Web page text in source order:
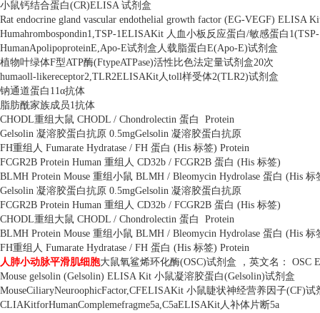
小鼠钙结合蛋白(CR)ELISA 试剂盒
Rat endocrine gland vascular endothelial growth factor (EG-VEGF) ELISA
Humahrombospondin1,TSP-1ELISAKit 人血小板反应蛋白/敏感蛋白
HumanApolipoproteinE,Apo-E试剂盒人载脂蛋白E(Apo-E)试剂盒
植物叶绿体F型ATP酶(FtypeATPase)活性比色法定量试剂盒20次
humaoll-likereceptor2,TLR2ELISAKit人toll样受体2(TLR2)试剂盒
钠通道蛋白 11α抗体
脂肪酰家族成员1抗体
CHODL重组大鼠 CHODL / Chondrolectin 蛋白
Protein
Gelsolin 凝溶胶蛋白抗原 0.5mgGelsolin 凝溶胶蛋白抗原
FH重组人 Fumarate Hydratase / FH 蛋白 (His 标签) Protein
FCGR2B Protein Human 重组人 CD32b / FCGR2B 蛋白 (His 标签)
BLMH Protein Mouse 重组小鼠 BLMH / Bleomycin Hydrolase 蛋白 (His 标
Gelsolin 凝溶胶蛋白抗原 0.5mgGelsolin 凝溶胶蛋白抗原
FCGR2B Protein Human 重组人 CD32b / FCGR2B 蛋白 (His 标签)
CHODL重组大鼠 CHODL / Chondrolectin 蛋白
Protein
BLMH Protein Mouse 重组小鼠 BLMH / Bleomycin Hydrolase 蛋白 (His 标
FH重组人 Fumarate Hydratase / FH 蛋白 (His 标签) Protein
人肺小动脉平滑肌细胞大鼠氧鲨烯环化酶(OSC)试剂盒 ，英文名：
OSC
Mouse gelsolin (Gelsolin) ELISA Kit 小鼠凝溶胶蛋白(Gelsolin)试剂盒
MouseCiliaryNeuroophicFactor,CFELISAKit 小鼠睫状神经营养因子(CF)试
CLIAKitforHumanComplemefragme5a,C5aELISAKit人补体片断5a